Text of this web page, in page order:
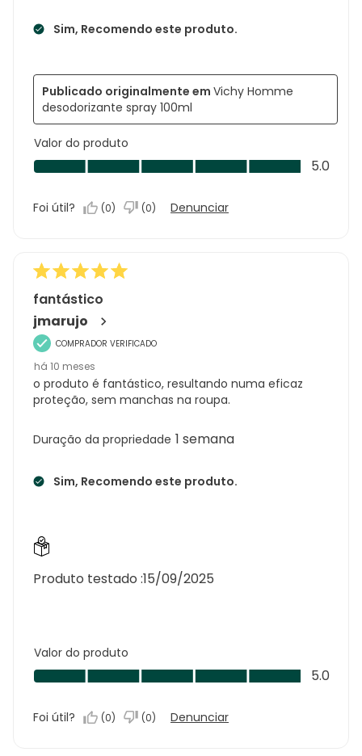
Sim, Recomendo este produto.
Publicado originalmente em Vichy Homme
desodorizante spray 100ml
Valor do produto
Valor
do
5.0
5.0
Foi útil? (0) (0) Denunciar
fantástico
jmarujo
COMPRADOR VERIFICADO
há 10 meses
o produto é fantástico, resultando numa eficaz
proteção, sem manchas na roupa.
Duração da propriedade 1 semana
Sim, Recomendo este produto.
Produto testado :15/09/2025
Valor do produto
Valor
do
5.0
5.0
Foi útil? (0) (0) Denunciar